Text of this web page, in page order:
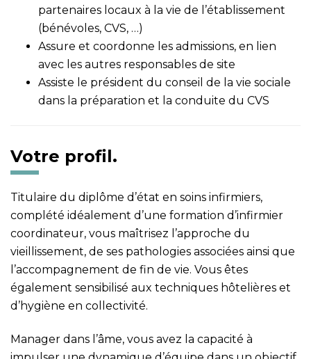
partenaires locaux à la vie de l’établissement
(bénévoles, CVS, …)
Assure et coordonne les admissions, en lien
avec les autres responsables de site
Assiste le président du conseil de la vie sociale
dans la préparation et la conduite du CVS
Votre profil.
Titulaire du diplôme d’état en soins infirmiers,
complété idéalement d’une formation d’infirmier
coordinateur, vous maîtrisez l’approche du
vieillissement, de ses pathologies associées ainsi que
l’accompagnement de fin de vie. Vous êtes
également sensibilisé aux techniques hôtelières et
d’hygiène en collectivité.
Manager dans l’âme, vous avez la capacité à